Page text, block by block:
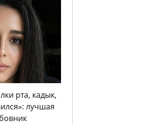
рта, кадык,
лучшая